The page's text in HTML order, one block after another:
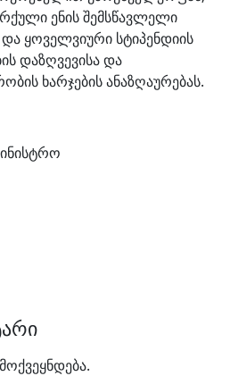
ენის შემსწავლელი
და ყოველვიური სტიპენდიის
დაზღვევისა და
ხარჯების ანაზღაურებას.